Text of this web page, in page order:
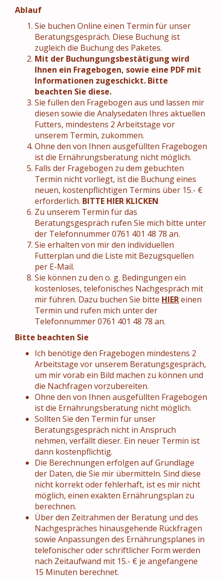
Ablauf
Sie buchen Online einen Termin für unser
Beratungsgespräch. Diese Buchung ist
zugleich die Buchung des Paketes.
Mit der Buchungungsbestätigung wird
Ihnen ein Fragebogen, sowie eine PDF mit
Informationen zugeschickt. Bitte
beachten Sie diese.
Sie füllen den Fragebogen aus und lassen mir
diesen sowie die Analysedaten Ihres aktuellen
Futters, mindestens 2 Arbeitstage vor
unserem Termin, zukommen.
Ohne den von Ihnen ausgefüllten Fragebogen
ist die Ernährungsberatung nicht möglich.
Falls der Fragebogen zu dem gebuchten
Termin nicht vorliegt, ist die Buchung eines
neuen, kostenpflichtigen Termins über 15.- €
erforderlich. BITTE HIER KLICKEN
Zu unserem Termin für das
Beratungsgespräch rufen Sie mich bitte unter
der Telefonnummer 0761 401 48 78 an.
Sie erhalten von mir den individuellen
Futterplan und die Liste mit Bezugsquellen
per E-Mail.
Sie können zu den o. g. Bedingungen ein
kostenloses, telefonisches Nachgespräch mit
mir führen. Dazu buchen Sie bitte HIEReinen
Termin und rufen mich unter der
Telefonnummer 0761 401 48 78 an.
Bitte beachten Sie
Ich benötige den Fragebogen mindestens 2
Arbeitstage vor unserem Beratungsgespräch,
um mir vorab ein Bild machen zu können und
die Nachfragen vorzubereiten.
Ohne den von Ihnen ausgefüllten Fragebogen
ist die Ernährungsberatung nicht möglich.
Sollten Sie den Termin für unser
Beratungsgespräch nicht in Anspruch
nehmen, verfällt dieser. Ein neuer Termin ist
dann kostenpflichtig.
Die Berechnungen erfolgen auf Grundlage
der Daten, die Sie mir übermitteln. Sind diese
nicht korrekt oder fehlerhaft, ist es mir nicht
möglich, einen exakten Ernährungsplan zu
berechnen.
Über den Zeitrahmen der Beratung und des
Nachgespräches hinausgehende Rückfragen
sowie Anpassungen des Ernährungsplanes in
telefonischer oder schriftlicher Form werden
nach Zeitaufwand mit 15.- € je angefangene
15 Minuten berechnet.